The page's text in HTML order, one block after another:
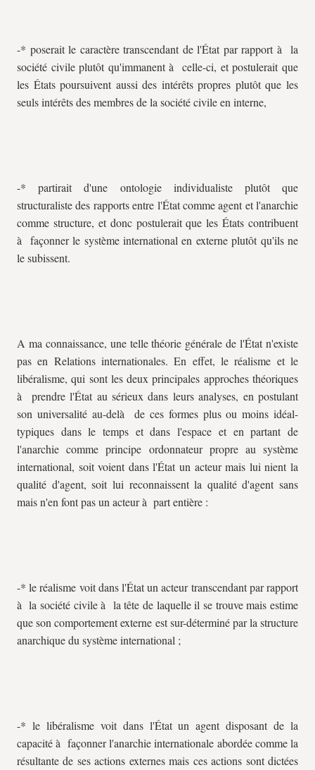
-* poserait le caractère transcendant de l'État par rapport à la
société civile plutôt qu'immanent à celle-ci, et postulerait que
les États poursuivent aussi des intérêts propres plutôt que les
seuls intérêts des membres de la société civile en interne,
-* partirait d'une ontologie individualiste plutôt que
structuraliste des rapports entre l'État comme agent et l'anarchie
comme structure, et donc postulerait que les États contribuent
à façonner le système international en externe plutôt qu'ils ne
le subissent.
A ma connaissance, une telle théorie générale de l'État n'existe
pas en Relations internationales. En effet, le réalisme et le
libéralisme, qui sont les deux principales approches théoriques
à prendre l'État au sérieux dans leurs analyses, en postulant
son universalité au-delà de ces formes plus ou moins idéal-
typiques dans le temps et dans l'espace et en partant de
l'anarchie comme principe ordonnateur propre au système
international, soit voient dans l'État un acteur mais lui nient la
qualité d'agent, soit lui reconnaissent la qualité d'agent sans
mais n'en font pas un acteur à part entière :
-* le réalisme voit dans l'État un acteur transcendant par rapport
à la société civile à la tête de laquelle il se trouve mais estime
que son comportement externe est sur-déterminé par la structure
anarchique du système international ;
-* le libéralisme voit dans l'État un agent disposant de la
capacité à façonner l'anarchie internationale abordée comme la
résultante de ses actions externes mais ces actions sont dictées